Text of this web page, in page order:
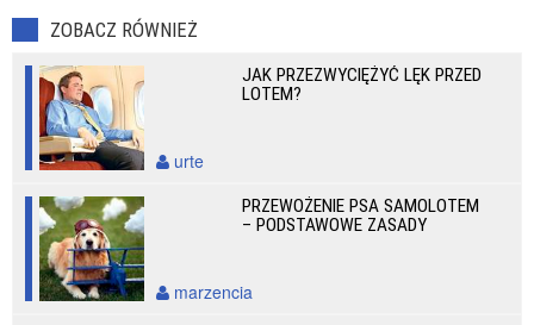
ZOBACZ RÓWNIEŻ
JAK PRZEZWYCIĘŻYĆ LĘK PRZED
LOTEM?
urte
PRZEWOŻENIE PSA SAMOLOTEM
– PODSTAWOWE ZASADY
marzencia